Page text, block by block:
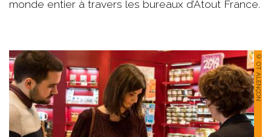
monde entier à travers les bureaux d’Atout France.
© OT ALENÇON